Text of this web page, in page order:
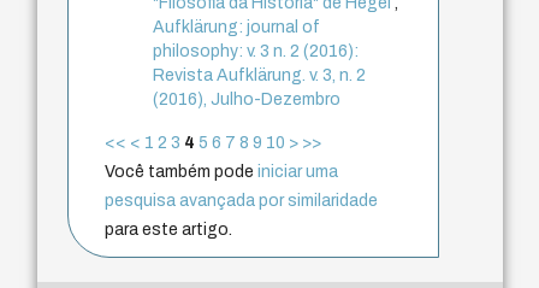
Aufklärung: journal of
philosophy: v. 3 n. 2 (2016):
Revista Aufklärung. v. 3, n. 2
(2016), Julho-Dezembro
<< < 1 2 3 4 5 6 7 8 9 10 > >>
Você também podeiniciar uma
pesquisa avançada por similaridade
para este artigo.